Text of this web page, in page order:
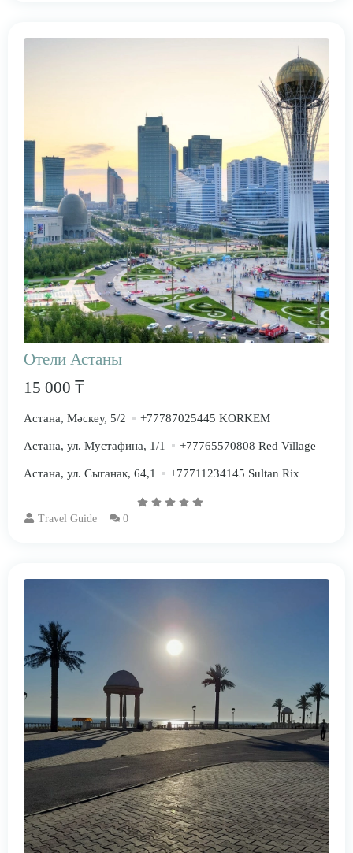
Отели Астаны
15 000 ₸
Астана, Мәскеу, 5/2 +77787025445 KORKEM
Астана, ул. Мустафина, 1/1 +77765570808 Red Village
Астана, ул. Сыганак, 64,1 +77711234145 Sultan Rix
Travel Guide 0